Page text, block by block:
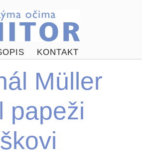
KONTAKT
Müller
papeži